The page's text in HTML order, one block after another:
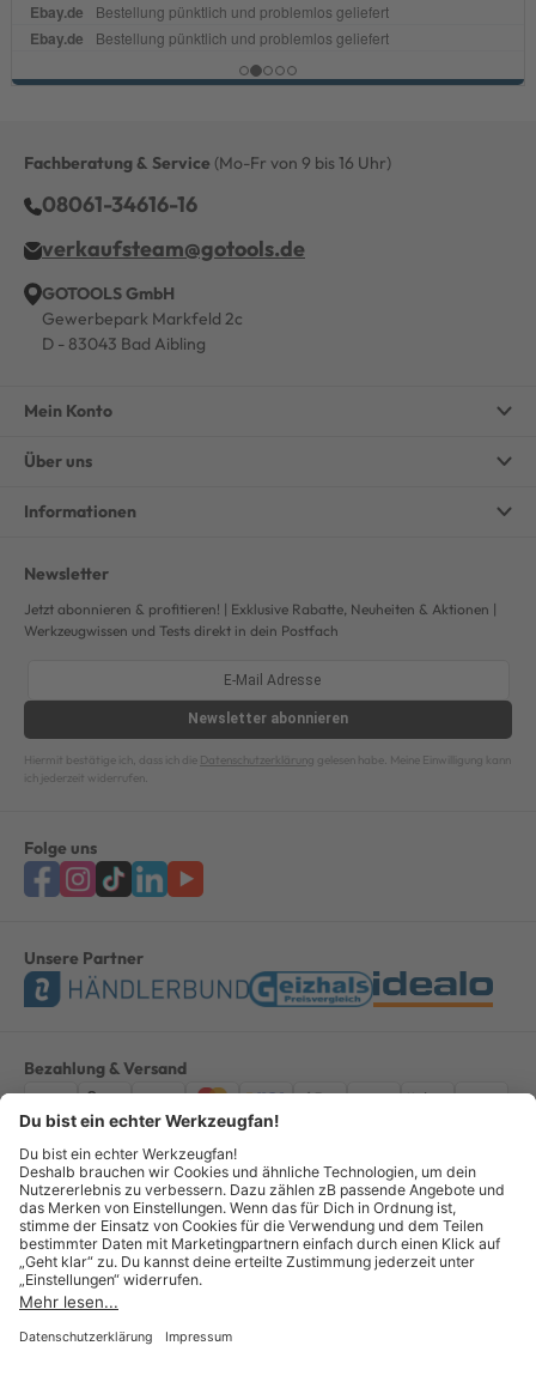
Fachberatung & Service (Mo-Fr von 9 bis 16 Uhr)
08061-34616-16
verkaufsteam@gotools.de
GOTOOLS GmbH
Gewerbepark Markfeld 2c
D - 83043 Bad Aibling
Mein Konto
Über uns
Informationen
Newsletter
Jetzt abonnieren & profitieren! | Exklusive Rabatte, Neuheiten & Aktionen |
Werkzeugwissen und Tests direkt in dein Postfach
Newsletter abonnieren
Hiermit bestätige ich, dass ich die Datenschutzerklärung gelesen habe. Meine Einwilligung kann
ich jederzeit widerrufen.
Folge uns
Unsere Partner
Bezahlung & Versand
ImpressumAGBDatenschutzWiderruf Vertrag widerrufen
Alle Preise verstehen sich inkl. ges. MwSt. *Kostenloser Versand innerhalb
Deutschlands, bei Bestellungen ab 100,00 Euro.
© Copyright 2026 GOTOOLS GmbH - Alle Rechte vorbehalten. powered by
createyourtemplate